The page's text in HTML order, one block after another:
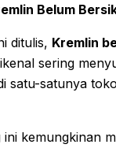
Belum
ditulis, Kremlin
sering
satu-satunya
kemungkinan